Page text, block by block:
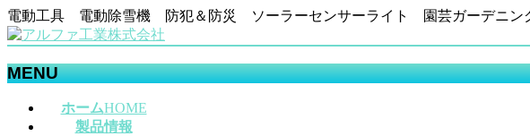
電動工具 電動除雪機 防犯＆防災 ソーラーセンサーライト 園芸ガーデニ
MENU
ホームHOME
製品情報